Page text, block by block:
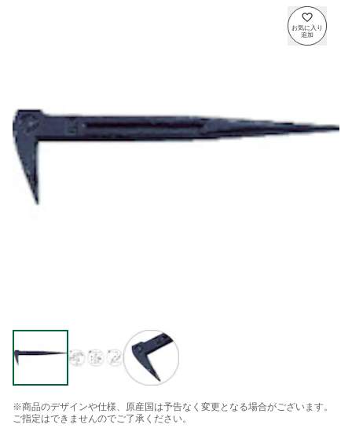
※商品のデザインや仕様、原産国は予告なく変更となる場合がございます。
ご指定はできませんのでご了承ください。